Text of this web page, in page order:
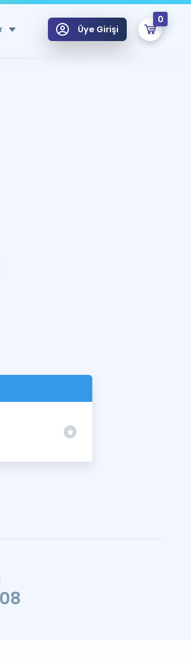
Üye Girişi
0
hazırlayacak onlarca eğitim seni bekliyor!